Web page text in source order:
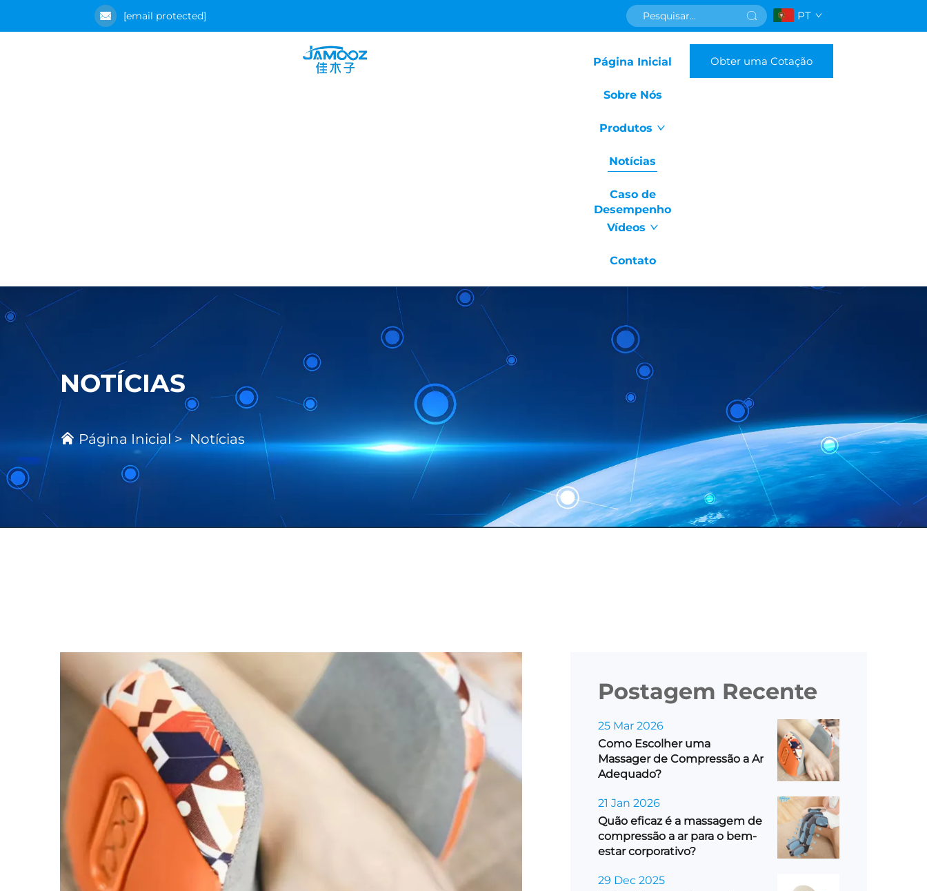
[email protected] PT
Página Inicial
Sobre Nós
Produtos
Notícias
Caso de
Desempenho
Vídeos
Contato
Obter uma Cotação
NOTÍCIAS
Página Inicial>Notícias
Postagem Recente
25 Mar 2026
Como Escolher uma
Massager de Compressão a Ar
Adequado?
21 Jan 2026
Quão eficaz é a massagem de
compressão a ar para o bem-
estar corporativo?
29 Dec 2025